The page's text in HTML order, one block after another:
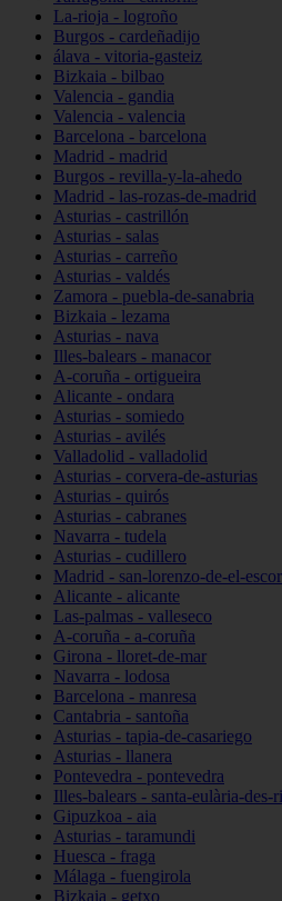
La-rioja - logroño
Burgos - cardeñadijo
álava - vitoria-gasteiz
Bizkaia - bilbao
Valencia - gandia
Valencia - valencia
Barcelona - barcelona
Madrid - madrid
Burgos - revilla-y-la-ahedo
Madrid - las-rozas-de-madrid
Asturias - castrillón
Asturias - salas
Asturias - carreño
Asturias - valdés
Zamora - puebla-de-sanabria
Bizkaia - lezama
Asturias - nava
Illes-balears - manacor
A-coruña - ortigueira
Alicante - ondara
Asturias - somiedo
Asturias - avilés
Valladolid - valladolid
Asturias - corvera-de-asturias
Asturias - quirós
Asturias - cabranes
Navarra - tudela
Asturias - cudillero
Madrid - san-lorenzo-de-el-
Alicante - alicante
Las-palmas - valleseco
A-coruña - a-coruña
Girona - lloret-de-mar
Navarra - lodosa
Barcelona - manresa
Cantabria - santoña
Asturias - tapia-de-casariego
Asturias - llanera
Pontevedra - pontevedra
Illes-balears - santa-eulària-des-
Gipuzkoa - aia
Asturias - taramundi
Huesca - fraga
Málaga - fuengirola
Bizkaia - getxo